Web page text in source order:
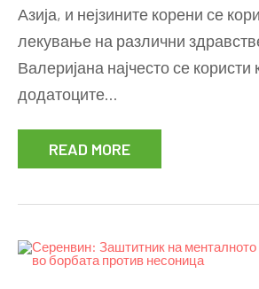
Валеријана
што
користи!?
Азија, и нејзините корени се
лекување на различни
Валеријана најчесто се користи
додатоците…
READ MORE